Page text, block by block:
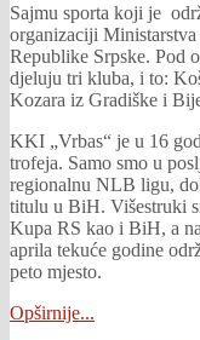
Sajmu sporta koji je
organizaciji
Republike Srpske. Pod
djeluju tri kluba, i to:
Kozara iz Gradiške i
KKI „Vrbas“ je u 16
trofeja. Samo smo u
regionalnu NLB ligu,
titulu u BiH. Višestruki
Kupa RS kao i BiH, a
aprila tekuće godine
peto mjesto.
Opširnije...